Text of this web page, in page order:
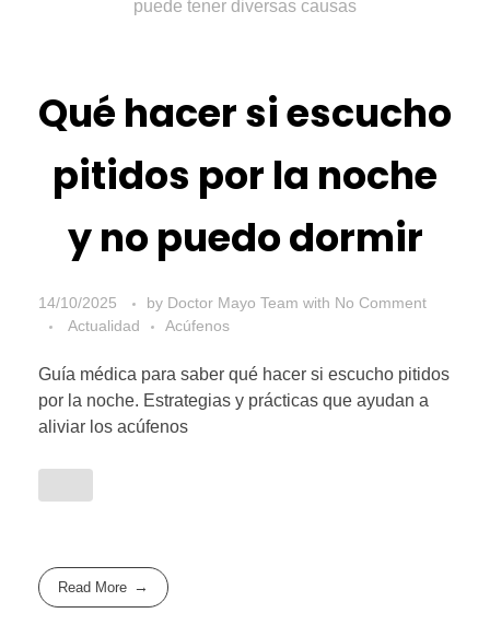
Qué hacer si escucho
pitidos por la noche
y no puedo dormir
14/10/2025 by Doctor Mayo Team with No Comment
Actualidad
Acúfenos
Guía médica para saber qué hacer si escucho pitidos
por la noche. Estrategias y prácticas que ayudan a
aliviar los acúfenos
Read More